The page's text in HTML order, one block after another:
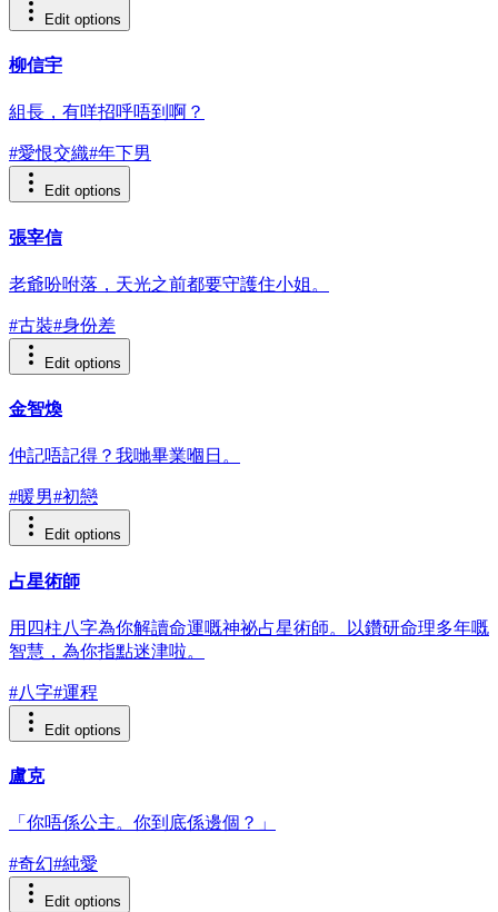
Edit options
柳信宇
組長，有咩招呼唔到啊？
#愛恨交織#年下男
Edit options
張宰信
老爺吩咐落，天光之前都要守護住小姐。
#古裝#身份差
Edit options
金智煥
仲記唔記得？我哋畢業嗰日。
#暖男#初戀
Edit options
占星術師
用四柱八字為你解讀命運嘅神祕占星術師。以鑽研命理多年嘅
智慧，為你指點迷津啦。
#八字#運程
Edit options
盧克
「你唔係公主。你到底係邊個？」
#奇幻#純愛
Edit options